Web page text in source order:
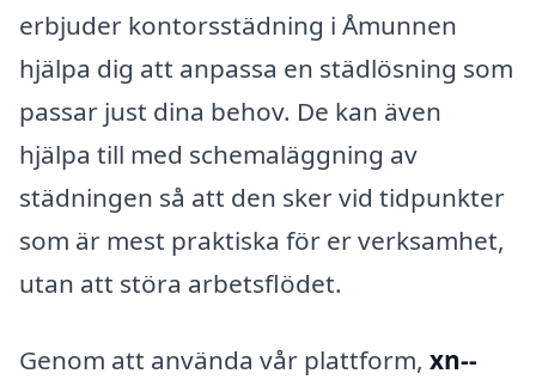
erbjuder kontorsstädning i Åmunnen
hjälpa dig att anpassa en städlösning som
passar just dina behov. De kan även
hjälpa till med schemaläggning av
städningen så att den sker vid tidpunkter
som är mest praktiska för er verksamhet,
utan att störa arbetsflödet.
Genom att använda vår plattform, xn--